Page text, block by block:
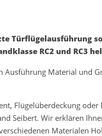
Türflügelausführung
RC2 und RC3
Ausführung Material und
Flügelüberdeckung oder
Seibert. Wir erklären
Materialen